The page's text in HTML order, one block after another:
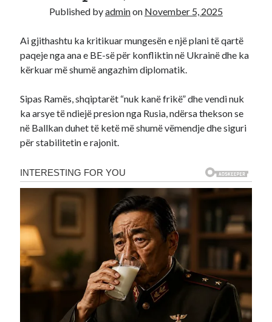
Recent Comments
A WordPress CommenteronHello world!
Published byadminon November 5, 2025
Ai gjithashtu ka kritikuar mungesën e një plani të qartë
paqeje nga ana e BE-së për konfliktin në Ukrainë dhe ka
kërkuar më shumë angazhim diplomatik.
Sipas Ramës, shqiptarët “nuk kanë frikë” dhe vendi nuk
ka arsye të ndiejë presion nga Rusia, ndërsa thekson se
në Ballkan duhet të ketë më shumë vëmendje dhe siguri
për stabilitetin e rajonit.